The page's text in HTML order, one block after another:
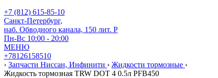
+7 (812) 615-85-10
Санкт-Петербург,
наб. Обводного канала, 150 лит. Р
Пн-Вс 10:00 - 20:00
МЕНЮ
+78126158510
› Запчасти Ниссан, Инфинити › Жидкости тормозные ›
Жидкость тормозная TRW DOT 4 0.5л PFB450